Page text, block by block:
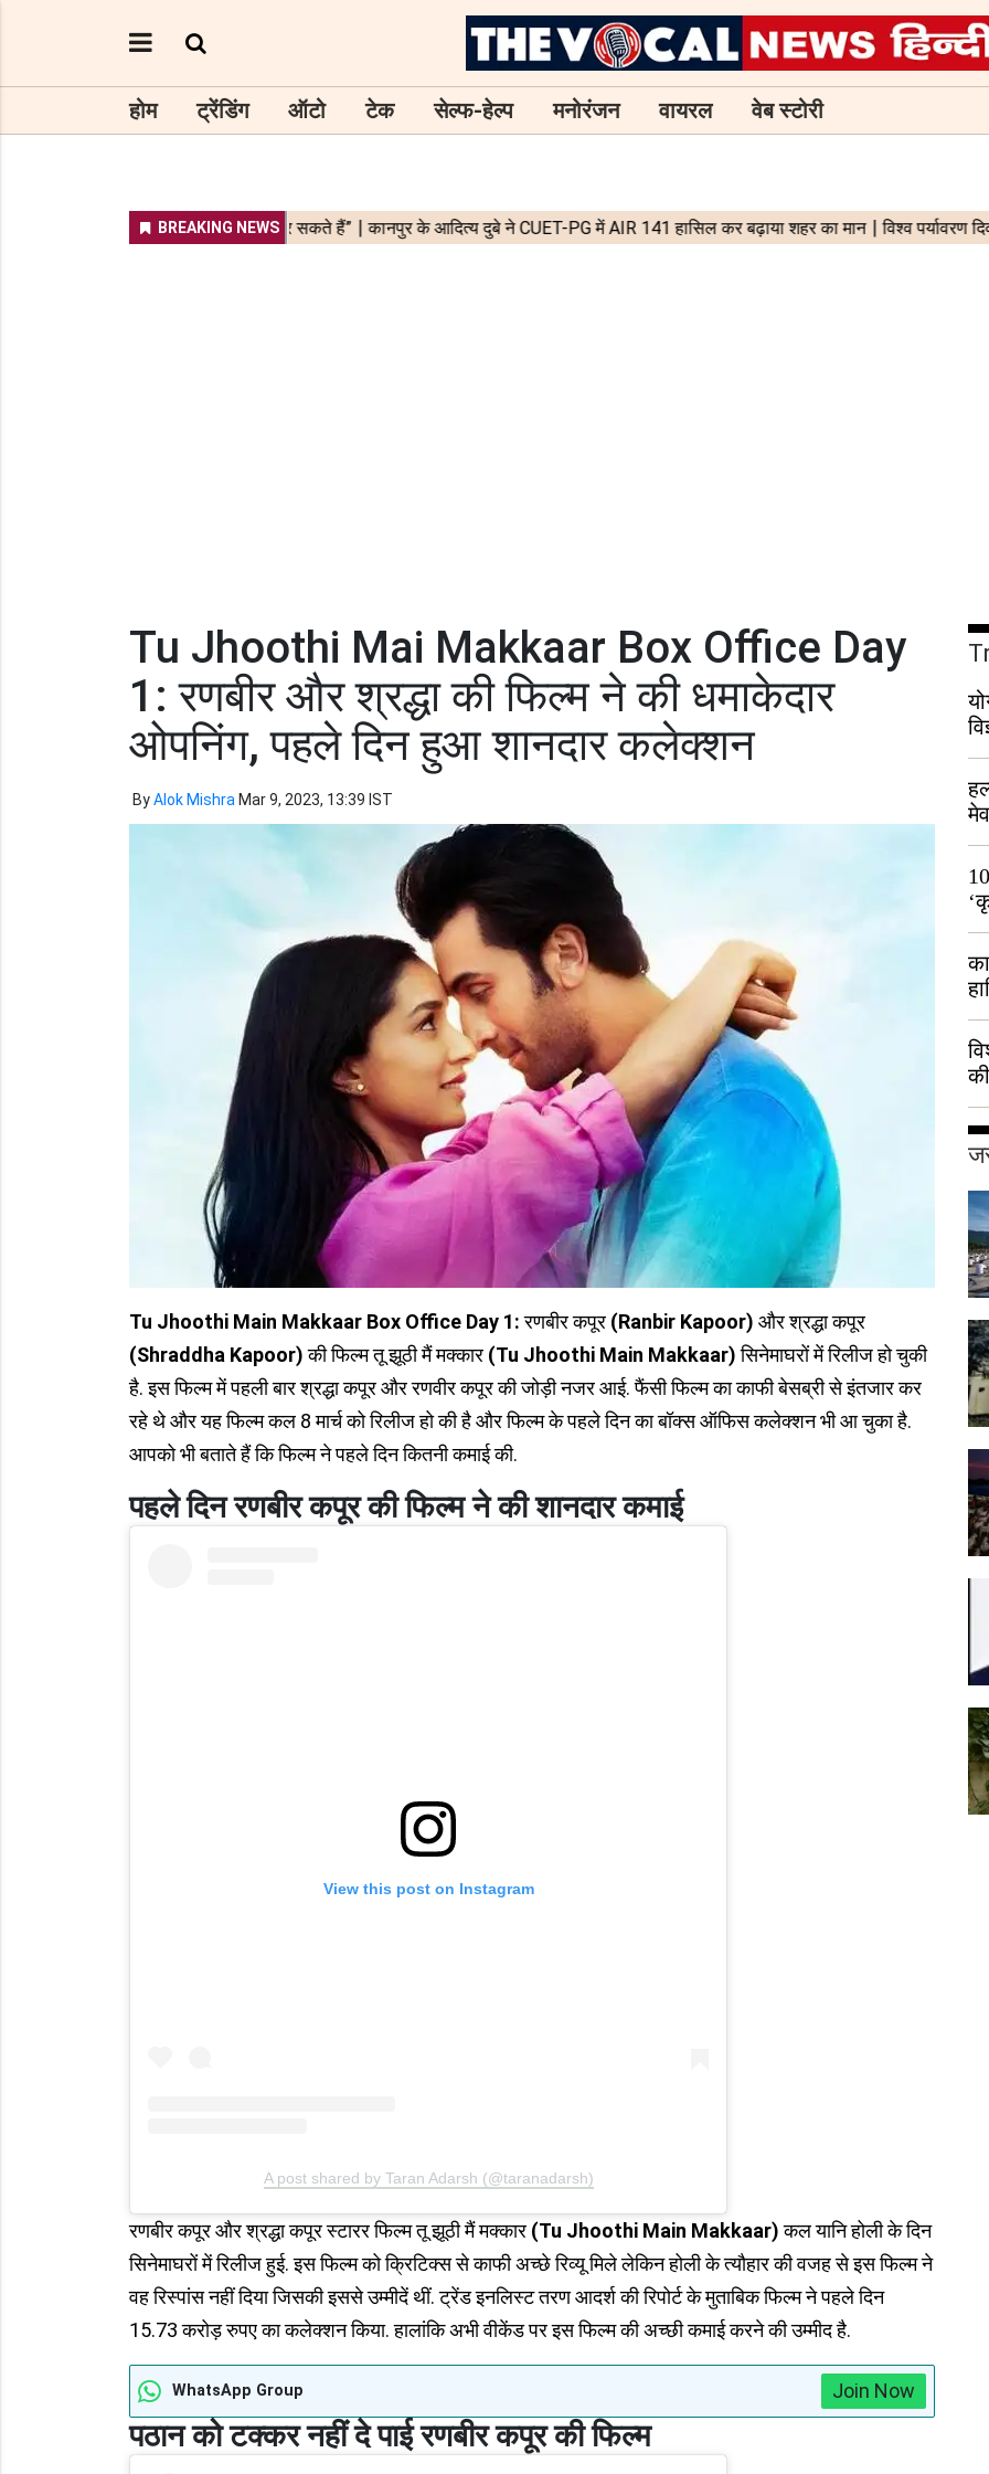
होम ट्रेंडिंग ऑटो टेक सेल्फ-हेल्प मनोरंजन वायरल वेब स्टोरी
Tu Jhoothi Mai Makkaar Box Office Day
1: रणबीर और श्रद्धा की फिल्म ने की धमाकेदार
ओपनिंग, पहले दिन हुआ शानदार कलेक्शन
ByAlok Mishra Mar 9, 2023, 13:39 IST
Tu Jhoothi Main Makkaar Box Office Day 1:रणबीर कपूर (Ranbir Kapoor) और श्रद्धा कपूर
(Shraddha Kapoor)की फिल्म तू झूठी मैं मक्कार (Tu Jhoothi Main Makkaar)सिनेमाघरों में रिलीज हो चुकी
है. इस फिल्म में पहली बार श्रद्धा कपूर और रणवीर कपूर की जोड़ी नजर आई. फैंसी फिल्म का काफी बेसब्री से इंतजार कर
रहे थे और यह फिल्म कल 8 मार्च को रिलीज हो की है और फिल्म के पहले दिन का बॉक्स ऑफिस कलेक्शन भी आ चुका है.
आपको भी बताते हैं कि फिल्म ने पहले दिन कितनी कमाई की.
पहले दिन रणबीर कपूर की फिल्म ने की शानदार कमाई
View this post on Instagram
A post shared by Taran Adarsh (@taranadarsh)
रणबीर कपूर और श्रद्धा कपूर स्टारर फिल्म तू झूठी मैं मक्कार (Tu Jhoothi Main Makkaar)कल यानि होली के दिन
सिनेमाघरों में रिलीज हुई. इस फिल्म को क्रिटिक्स से काफी अच्छे रिव्यू मिले लेकिन होली के त्यौहार की वजह से इस फिल्म ने
वह रिस्पांस नहीं दिया जिसकी इससे उम्मीदें थीं. ट्रेंड इनलिस्ट तरण आदर्श की रिपोर्ट के मुताबिक फिल्म ने पहले दिन
15.73 करोड़ रुपए का कलेक्शन किया. हालांकि अभी वीकेंड पर इस फिल्म की अच्छी कमाई करने की उम्मीद है.
WhatsApp Group Join Now
पठान को टक्कर नहीं दे पाई रणबीर कपूर की फिल्म
हुई